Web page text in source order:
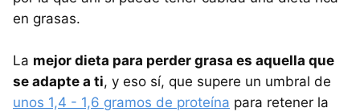
en grasas.
La mejor dieta para perder grasa es aquella que
se adapte a ti, y eso sí, que supere un umbral de
unos 1,4 - 1,6 gramos de proteína para retener la